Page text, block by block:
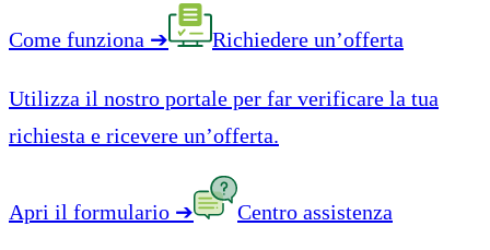
Come funziona ➔ Richiedere un’offerta
Utilizza il nostro portale per far verificare la tua
richiesta e ricevere un’offerta.
Apri il formulario ➔ Centro assistenza